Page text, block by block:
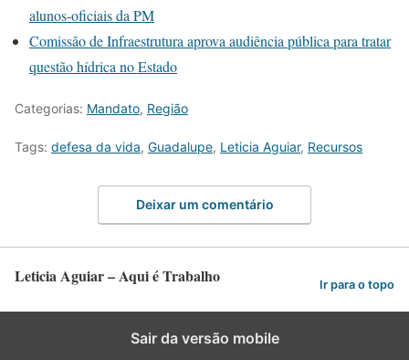
alunos-oficiais da PM
Comissão de Infraestrutura aprova audiência pública para tratar
questão hídrica no Estado
Categorias: Mandato, Região
Tags: defesa da vida, Guadalupe, Leticia Aguiar, Recursos
Deixar um comentário
Leticia Aguiar – Aqui é Trabalho Ir para o topo
Sair da versão mobile